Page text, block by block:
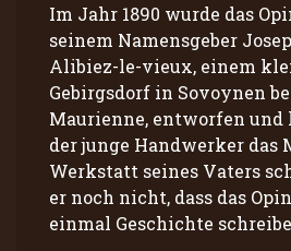
Im Jahr 1890 wurde das
seinem Namensgeber
Alibiez-le-vieux, einem
Gebirgsdorf in Sovoynen
Maurienne, entworfen
der junge Handwerker das
Werkstatt seines Vaters
er noch nicht, dass das
einmal Geschichte